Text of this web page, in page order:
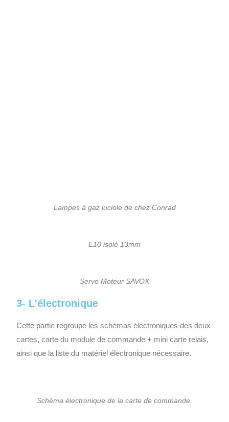
Lampes à gaz luciole de chez Conrad
E10 isolé 13mm
Servo Moteur SAVOX
3- L'électronique
Cette partie regroupe les schémas électroniques des deux
cartes, carte du module de commande + mini carte relais,
ainsi que la liste du matériel électronique nécessaire.
Schéma électronique de la carte de commande.